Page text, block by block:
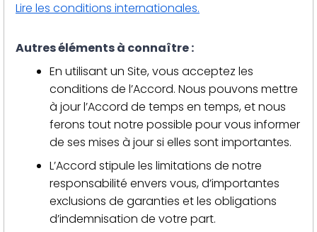
Lire les conditions internationales.
Autres éléments à connaître:
En utilisant un Site, vous acceptez les
conditions de l’Accord. Nous pouvons mettre
à jour l’Accord de temps en temps, et nous
ferons tout notre possible pour vous informer
de ses mises à jour si elles sont importantes.
L’Accord stipule les limitations de notre
responsabilité envers vous, d’importantes
exclusions de garanties et les obligations
d’indemnisation de votre part.